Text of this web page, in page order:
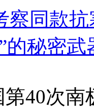
察同款
的秘密武
第40次